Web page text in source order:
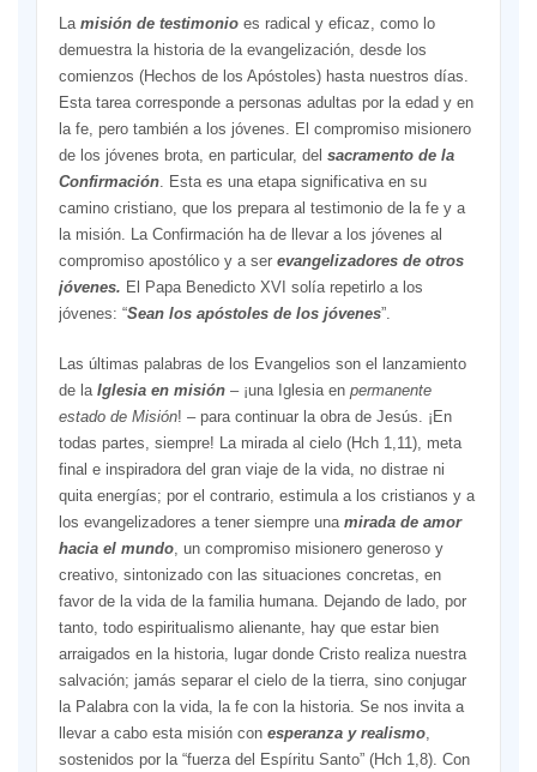
La misión de testimonioes radical y eficaz, como lo
demuestra la historia de la evangelización, desde los
comienzos (Hechos de los Apóstoles) hasta nuestros días.
Esta tarea corresponde a personas adultas por la edad y en
la fe, pero también a los jóvenes. El compromiso misionero
de los jóvenes brota, en particular, del sacramento de la
Confirmación. Esta es una etapa significativa en su
camino cristiano, que los prepara al testimonio de la fe y a
la misión. La Confirmación ha de llevar a los jóvenes al
compromiso apostólico y a ser evangelizadores de otros
jóvenes. El Papa Benedicto XVI solía repetirlo a los
jóvenes: “Sean los apóstoles de los jóvenes”.
Las últimas palabras de los Evangelios son el lanzamiento
de la Iglesia en misión– ¡una Iglesia en permanente
estado de Misión! – para continuar la obra de Jesús. ¡En
todas partes, siempre! La mirada al cielo (Hch 1,11), meta
final e inspiradora del gran viaje de la vida, no distrae ni
quita energías; por el contrario, estimula a los cristianos y a
los evangelizadores a tener siempre una mirada de amor
hacia el mundo, un compromiso misionero generoso y
creativo, sintonizado con las situaciones concretas, en
favor de la vida de la familia humana. Dejando de lado, por
tanto, todo espiritualismo alienante, hay que estar bien
arraigados en la historia, lugar donde Cristo realiza nuestra
salvación; jamás separar el cielo de la tierra, sino conjugar
la Palabra con la vida, la fe con la historia. Se nos invita a
llevar a cabo esta misión con esperanza y realismo,
sostenidos por la “fuerza del Espíritu Santo” (Hch 1,8). Con